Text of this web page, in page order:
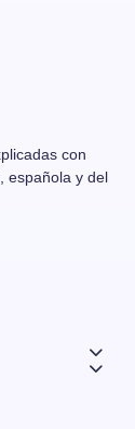
con
española y del